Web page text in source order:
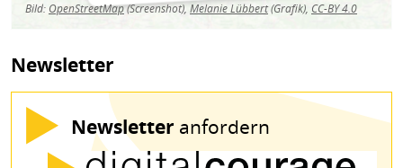
Bild: OpenStreetMap(Screenshot),Melanie Lübbert(Grafik), CC-BY 4.0
Newsletter
Newsletter anfordern